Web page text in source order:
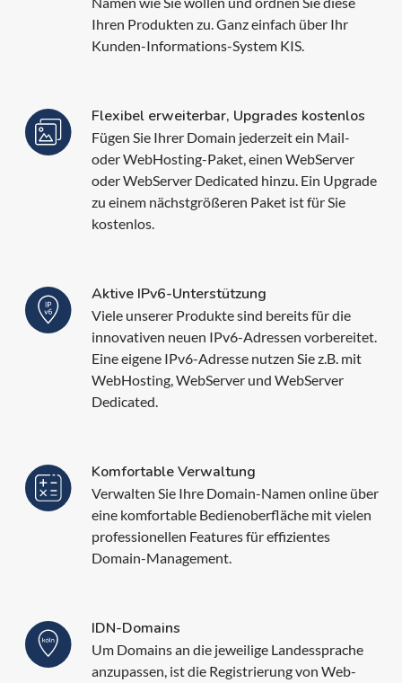
Ihren Produkten zu. Ganz einfach über Ihr
Kunden-Informations-System KIS.
Flexibel erweiterbar, Upgrades kostenlos
Fügen Sie Ihrer Domain jederzeit ein Mail-
oder WebHosting-Paket, einen WebServer
oder WebServer Dedicated hinzu. Ein Upgrade
zu einem nächstgrößeren Paket ist für Sie
kostenlos.
Aktive IPv6-Unterstützung
Viele unserer Produkte sind bereits für die
innovativen neuen IPv6-Adressen vorbereitet.
Eine eigene IPv6-Adresse nutzen Sie z.B. mit
WebHosting, WebServer und WebServer
Dedicated.
Komfortable Verwaltung
Verwalten Sie Ihre Domain-Namen online über
eine komfortable Bedienoberfläche mit vielen
professionellen Features für effizientes
Domain-Management.
IDN-Domains
Um Domains an die jeweilige Landessprache
anzupassen, ist die Registrierung von Web-